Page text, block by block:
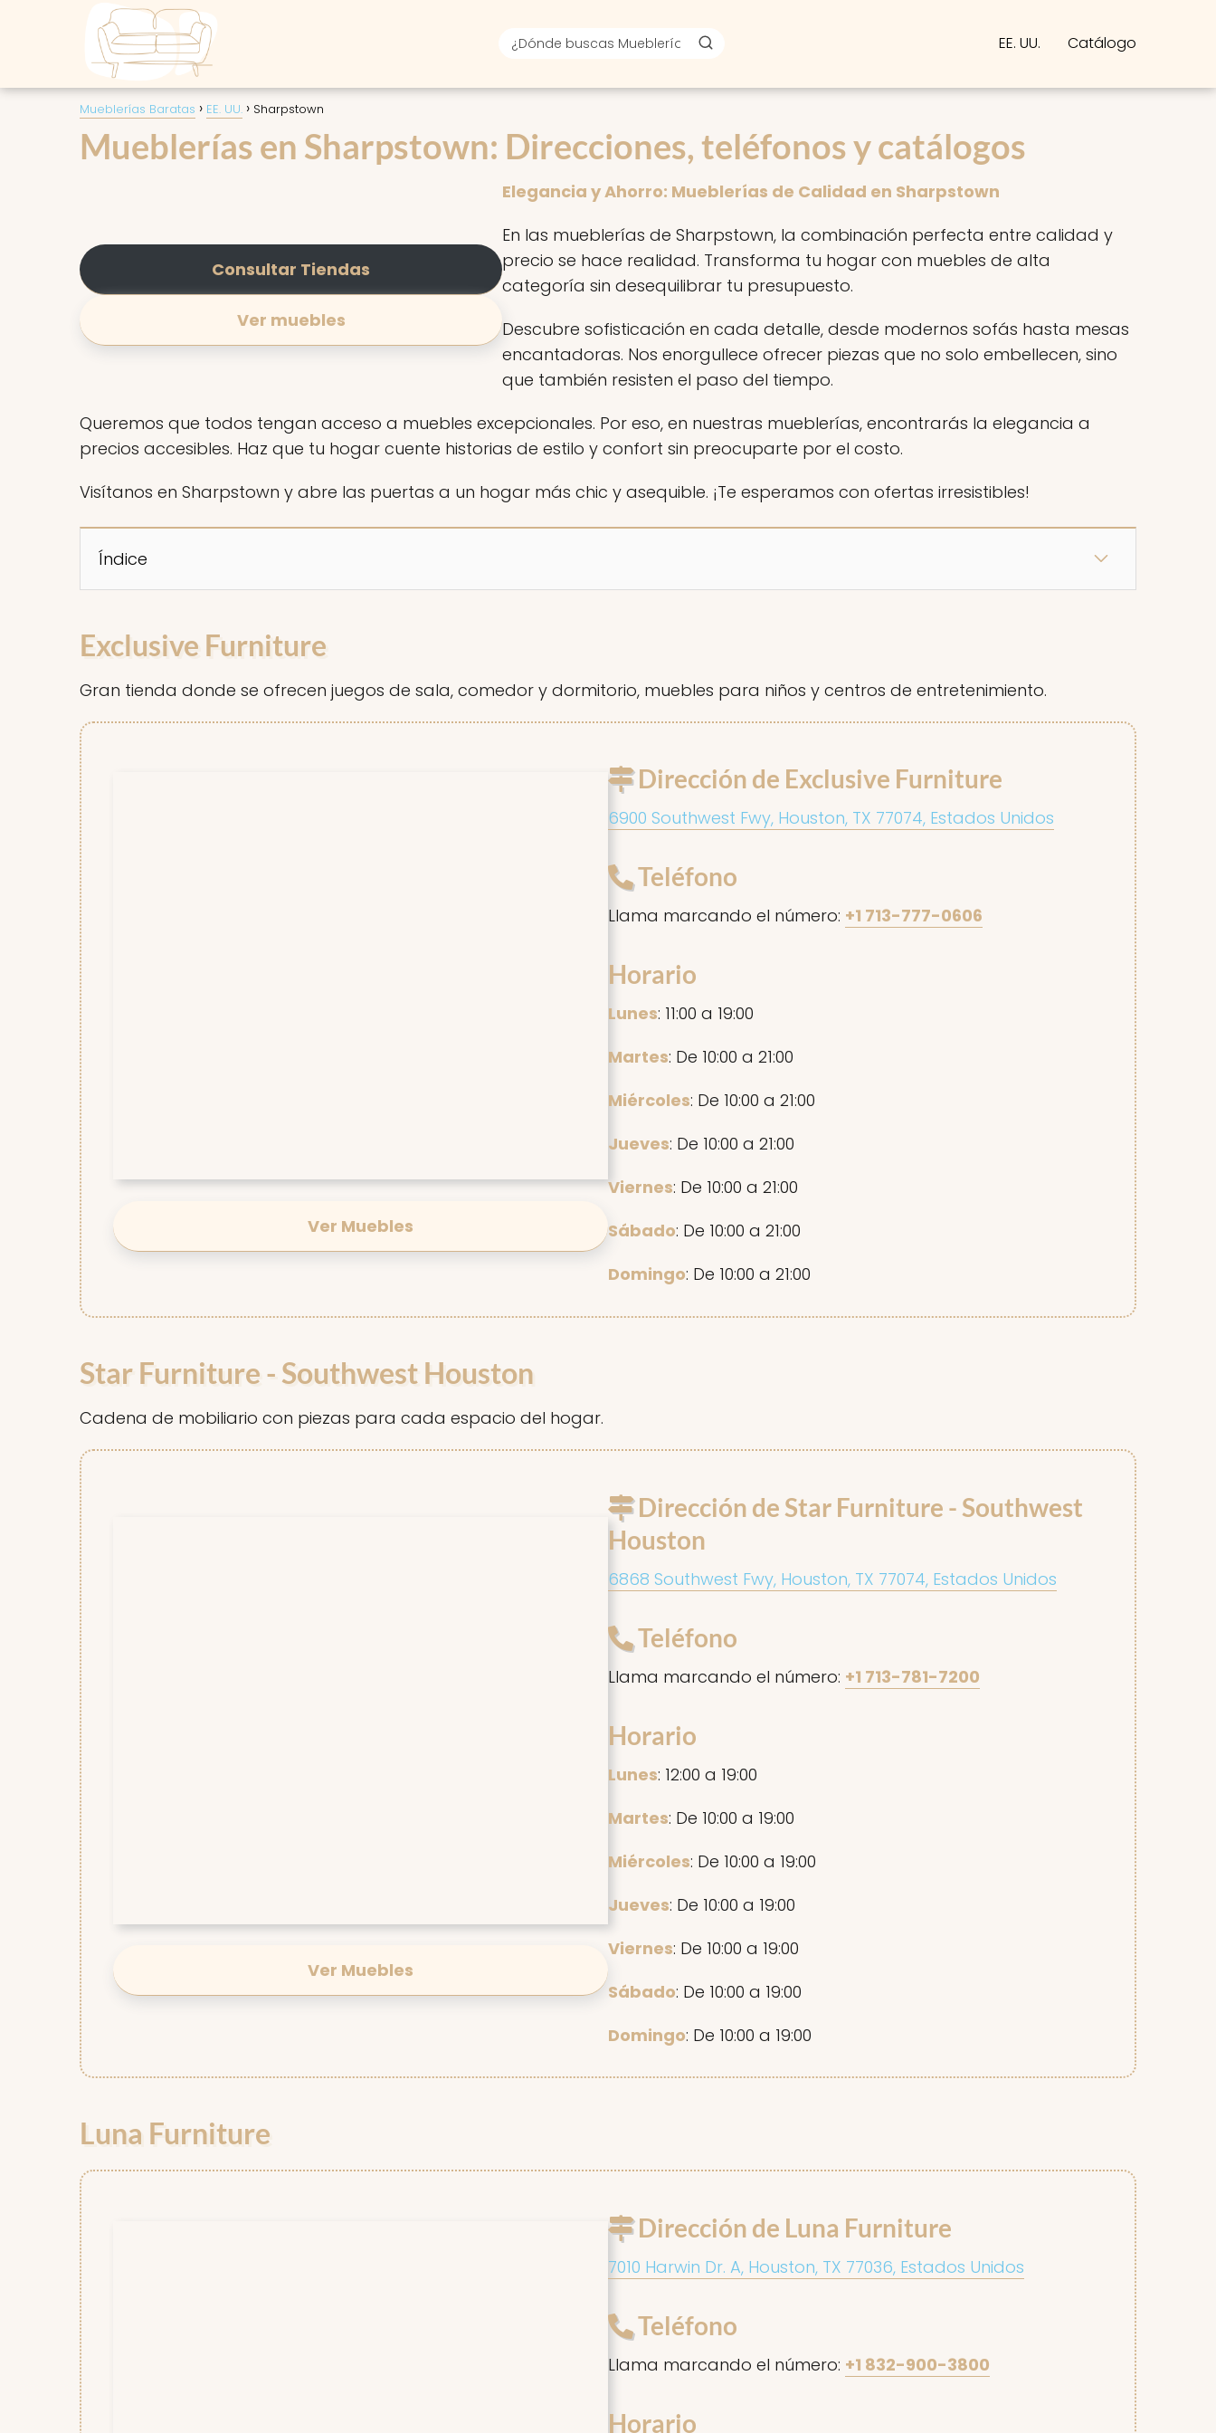
EE. UU. Catálogo
Mueblerías Baratas EE. UU. Sharpstown
Mueblerías en Sharpstown: Direcciones, teléfonos y catálogos
Consultar Tiendas
Ver muebles
Elegancia y Ahorro: Mueblerías de Calidad en Sharpstown
En las mueblerías de Sharpstown, la combinación perfecta entre calidad y
precio se hace realidad. Transforma tu hogar con muebles de alta
categoría sin desequilibrar tu presupuesto.
Descubre sofisticación en cada detalle, desde modernos sofás hasta mesas
encantadoras. Nos enorgullece ofrecer piezas que no solo embellecen, sino
que también resisten el paso del tiempo.
Queremos que todos tengan acceso a muebles excepcionales. Por eso, en nuestras mueblerías, encontrarás la elegancia a
precios accesibles. Haz que tu hogar cuente historias de estilo y confort sin preocuparte por el costo.
Visítanos en Sharpstown y abre las puertas a un hogar más chic y asequible. ¡Te esperamos con ofertas irresistibles!
Índice
Exclusive Furniture
Gran tienda donde se ofrecen juegos de sala, comedor y dormitorio, muebles para niños y centros de entretenimiento.
Ver Muebles
Dirección de Exclusive Furniture
6900 Southwest Fwy, Houston, TX 77074, Estados Unidos
Teléfono
Llama marcando el número: +1 713-777-0606
Horario
Lunes: 11:00 a 19:00
Martes: De 10:00 a 21:00
Miércoles: De 10:00 a 21:00
Jueves: De 10:00 a 21:00
Viernes: De 10:00 a 21:00
Sábado: De 10:00 a 21:00
Domingo: De 10:00 a 21:00
Star Furniture - Southwest Houston
Cadena de mobiliario con piezas para cada espacio del hogar.
Ver Muebles
Dirección de Star Furniture - Southwest
Houston
6868 Southwest Fwy, Houston, TX 77074, Estados Unidos
Teléfono
Llama marcando el número: +1 713-781-7200
Horario
Lunes: 12:00 a 19:00
Martes: De 10:00 a 19:00
Miércoles: De 10:00 a 19:00
Jueves: De 10:00 a 19:00
Viernes: De 10:00 a 19:00
Sábado: De 10:00 a 19:00
Domingo: De 10:00 a 19:00
Luna Furniture
Dirección de Luna Furniture
7010 Harwin Dr. A, Houston, TX 77036, Estados Unidos
Teléfono
Llama marcando el número: +1 832-900-3800
Horario